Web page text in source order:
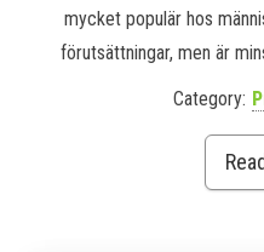
mycket populär hos
förutsättningar, men är
Category: